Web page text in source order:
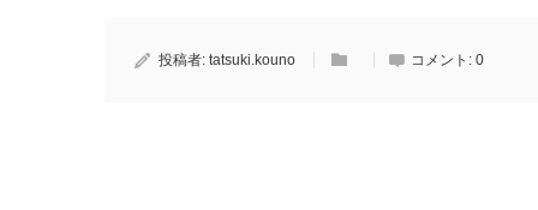
投稿者: tatsuki.kouno コメント: 0